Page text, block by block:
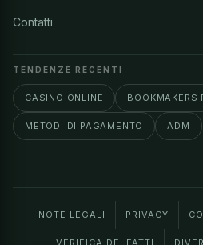
Contatti
TENDENZE RECENTI
CASINO ONLINE BOOKMAKERS
METODI DI PAGAMENTO ADM
NOTE LEGALI PRIVACY
VERIFICA DEI FATTI